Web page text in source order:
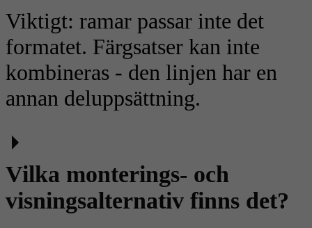
Viktigt: ramar passar inte det
formatet. Färgsatser kan inte
kombineras - den linjen har en
annan deluppsättning.
Vilka monterings- och
visningsalternativ finns det?